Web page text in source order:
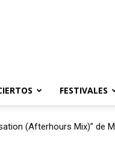
FESTIVALES
(Afterhours Mix)” de